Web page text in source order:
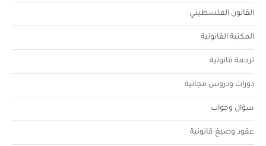
القانون الفلسطيني
المكتبة القانونية
ترجمة قانونية
دورات ودروس مجانية
سؤال وجواب
عقود وصيغ قانونية